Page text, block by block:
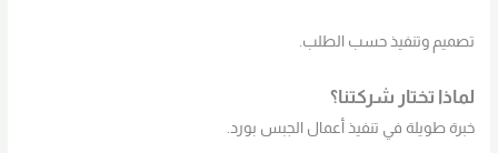
تصميم وتنفيذ حسب الطلب.
لماذا تختار شركتنا؟
خبرة طويلة في تنفيذ أعمال الجبس بورد.